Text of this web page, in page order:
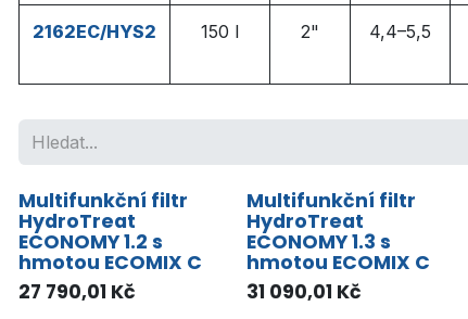
2162EC/HYS2 150 l 2" 4,4–5,5
Multifunkční filtr
HydroTreat
ECONOMY 1.2 s
hmotou ECOMIX C
27 790,01 Kč
Multifunkční filtr
HydroTreat
ECONOMY 1.3 s
hmotou ECOMIX C
31 090,01 Kč